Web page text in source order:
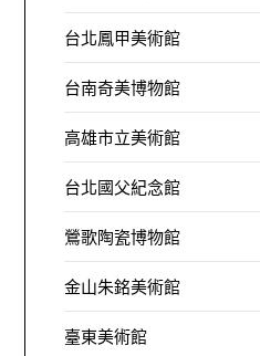
台北鳳甲美術館
台南奇美博物館
高雄市立美術館
台北國父紀念館
鶯歌陶瓷博物館
金山朱銘美術館
臺東美術館